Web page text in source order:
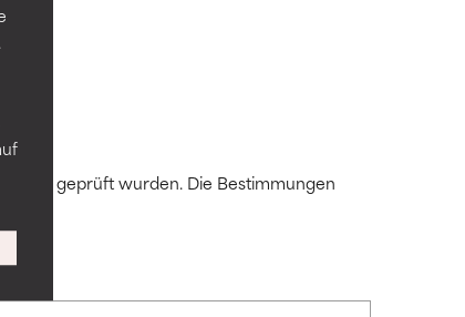
geprüft wurden. Die Bestimmungen